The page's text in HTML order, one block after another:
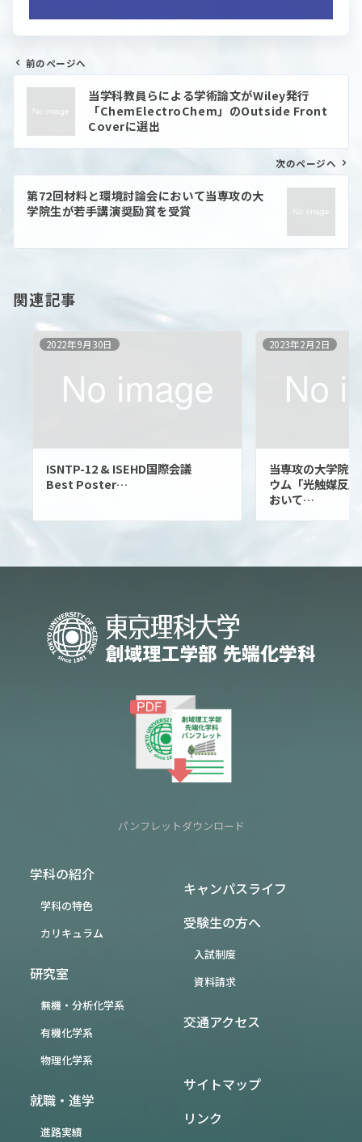
ゲ
シ
前のページへ
当学科教員らによる学術論文がWiley発行
「ChemElectroChem」のOutside Front
Coverに選出
次のページへ
第72回材料と環境討論会において当専攻の大
学院生が若手講演奨励賞を受賞
関連記事
2022年9月30日
ISNTP-12 & ISEHD国際会議
Best Poster…
2023年2月2日
当専攻の大学院
ウム「光触媒反
おいて…
パンフレットダウンロード
学科の紹介
学科の特色
カリキュラム
研究室
無機・分析化学系
有機化学系
物理化学系
就職・進学
進路実績
キャンパスライフ
受験生の方へ
入試制度
資料請求
交通アクセス
サイトマップ
リンク